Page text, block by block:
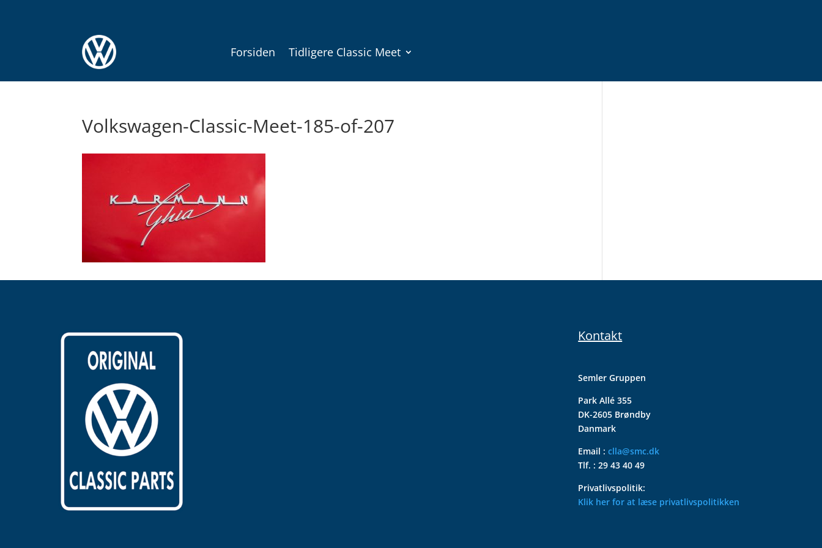
Forsiden Tidligere Classic Meet
Volkswagen-Classic-Meet-185-of-207
Kontakt
Semler Gruppen
Park Allé 355
DK-2605 Brøndby
Danmark
Email :clla@smc.dk
Tlf. : 29 43 40 49
Privatlivspolitik:
Klik her for at læse privatlivspolitikken